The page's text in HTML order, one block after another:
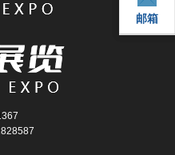
邮箱
邮箱